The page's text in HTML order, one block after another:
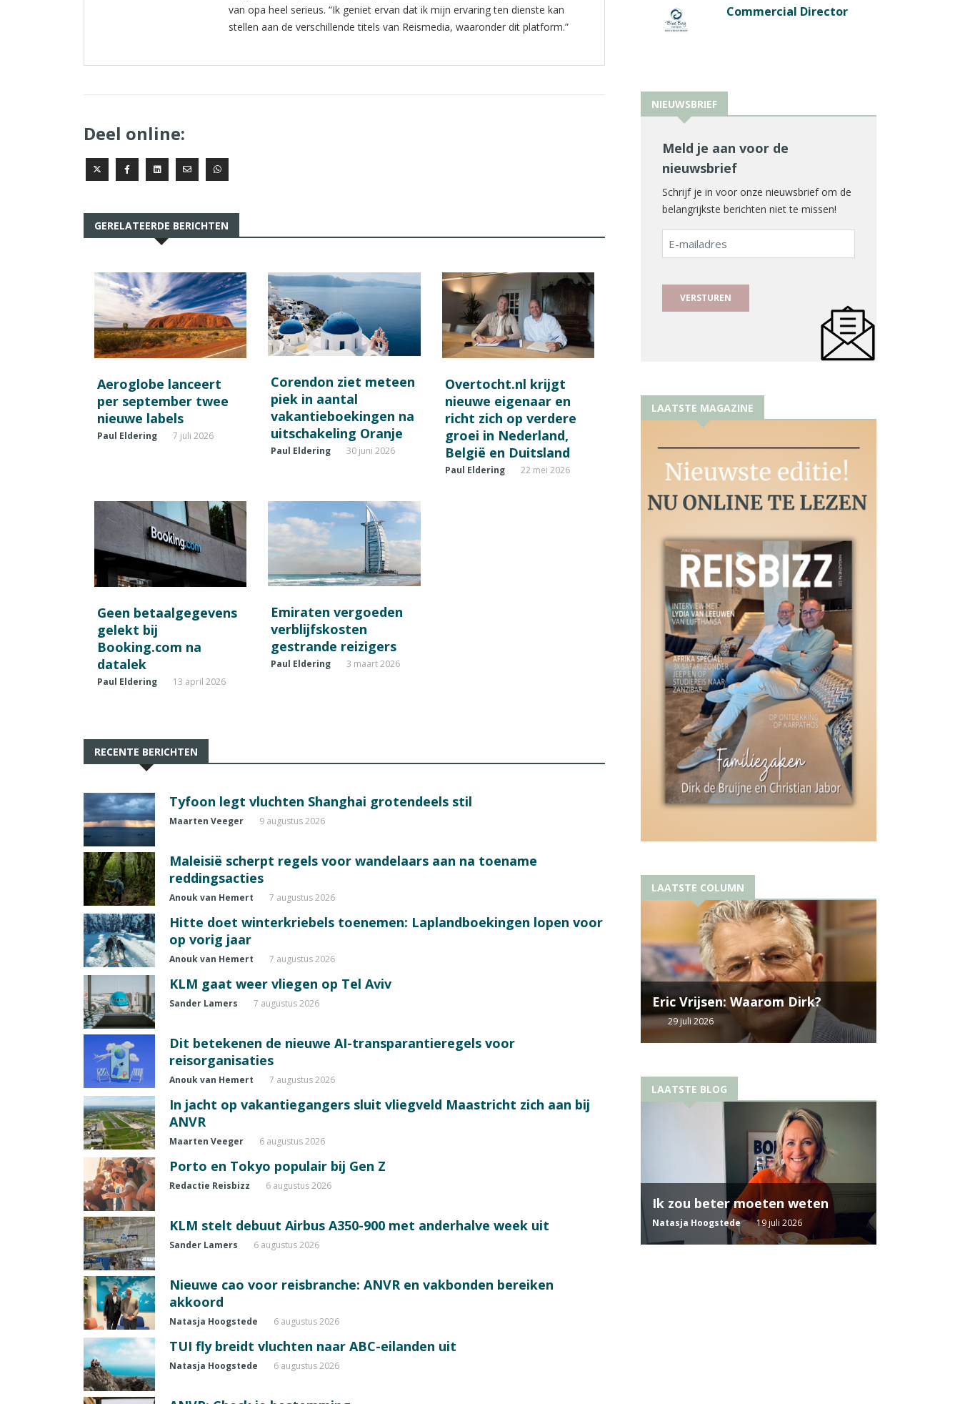
van opa heel serieus. “Ik geniet ervan dat ik mijn ervaring ten dienste kan
stellen aan de verschillende titels van Reismedia, waaronder dit platform.”
Deel online:
GERELATEERDE BERICHTEN
Aeroglobe lanceert
per september twee
nieuwe labels
Paul Eldering 7 juli 2026
Corendon ziet meteen
piek in aantal
vakantieboekingen na
uitschakeling Oranje
Paul Eldering 30 juni 2026
Overtocht.nl krijgt
nieuwe eigenaar en
richt zich op verdere
groei in Nederland,
België en Duitsland
Paul Eldering 22 mei 2026
Geen betaalgegevens
gelekt bij
Booking.com na
datalek
Paul Eldering 13 april 2026
Emiraten vergoeden
verblijfskosten
gestrande reizigers
Paul Eldering 3 maart 2026
RECENTE BERICHTEN
Tyfoon legt vluchten Shanghai grotendeels stil
Maarten Veeger 9 augustus 2026
Maleisië scherpt regels voor wandelaars aan na toename
reddingsacties
Anouk van Hemert 7 augustus 2026
Hitte doet winterkriebels toenemen: Laplandboekingen lopen voor
op vorig jaar
Anouk van Hemert 7 augustus 2026
KLM gaat weer vliegen op Tel Aviv
Sander Lamers 7 augustus 2026
Dit betekenen de nieuwe AI-transparantieregels voor
reisorganisaties
Anouk van Hemert 7 augustus 2026
In jacht op vakantiegangers sluit vliegveld Maastricht zich aan bij
ANVR
Maarten Veeger 6 augustus 2026
Porto en Tokyo populair bij Gen Z
Redactie Reisbizz 6 augustus 2026
KLM stelt debuut Airbus A350-900 met anderhalve week uit
Sander Lamers 6 augustus 2026
Nieuwe cao voor reisbranche: ANVR en vakbonden bereiken
akkoord
Natasja Hoogstede 6 augustus 2026
TUI fly breidt vluchten naar ABC-eilanden uit
Natasja Hoogstede 6 augustus 2026
Commercial Director
NIEUWSBRIEF
Meld je aan voor de
nieuwsbrief
Schrijf je in voor onze nieuwsbrief om de
belangrijkste berichten niet te missen!
E-
mailadres
LAATSTE MAGAZINE
LAATSTE COLUMN
Eric Vrijsen: Waarom Dirk?
29 juli 2026
LAATSTE BLOG
Ik zou beter moeten weten
Natasja Hoogstede 19 juli 2026